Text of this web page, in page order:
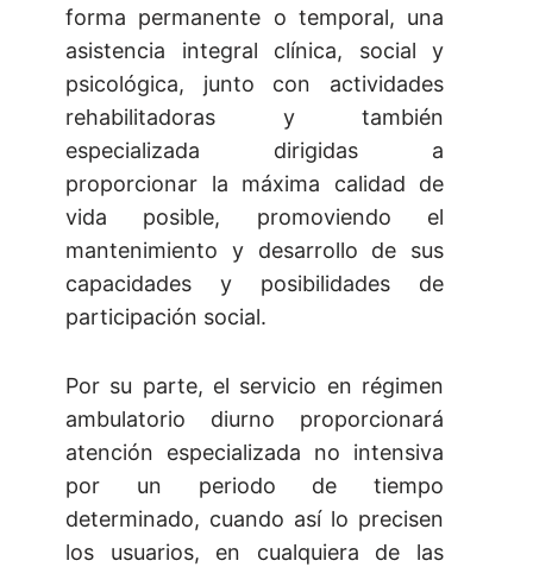
forma permanente o temporal, una
asistencia integral clínica, social y
psicológica, junto con actividades
rehabilitadoras y también
especializada dirigidas a
proporcionar la máxima calidad de
vida posible, promoviendo el
mantenimiento y desarrollo de sus
capacidades y posibilidades de
participación social.
Por su parte, el servicio en régimen
ambulatorio diurno proporcionará
atención especializada no intensiva
por un periodo de tiempo
determinado, cuando así lo precisen
los usuarios, en cualquiera de las